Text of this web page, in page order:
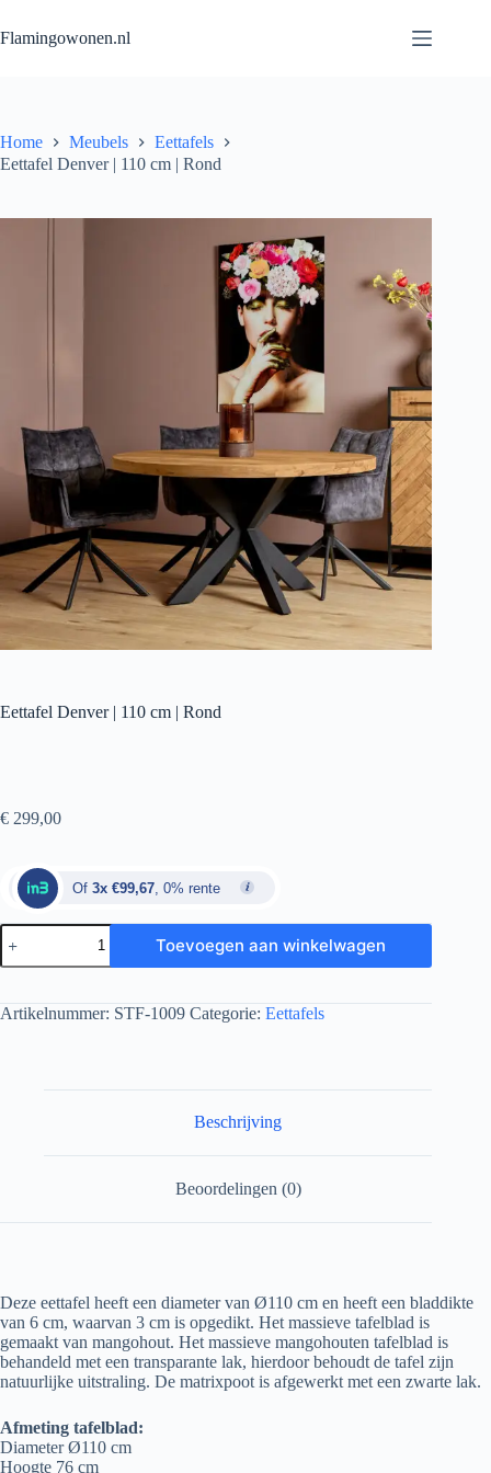
Flamingowonen.nl
Home Meubels
Eettafels
Eettafel Denver | 110 cm | Rond
Eettafel Denver | 110 cm | Rond
€ 299,00
Of 3x €99,67 , 0% rente
Toevoegen aan winkelwagen
Artikelnummer: STF-1009 Categorie: Eettafels
Beschrijving
Beoordelingen (0)
Deze eettafel heeft een diameter van Ø110 cm en heeft een bladdikte
van 6 cm, waarvan 3 cm is opgedikt. Het massieve tafelblad is
gemaakt van mangohout. Het massieve mangohouten tafelblad is
behandeld met een transparante lak, hierdoor behoudt de tafel zijn
natuurlijke uitstraling. De matrixpoot is afgewerkt met een zwarte lak.
Afmeting tafelblad:
Diameter Ø110 cm
Hoogte 76 cm